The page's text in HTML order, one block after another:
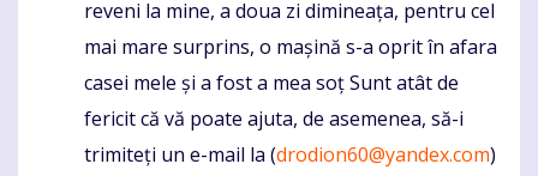
reveni la mine, a doua zi dimineața, pentru cel
mai mare surprins, o mașină s-a oprit în afara
casei mele și a fost a mea soț Sunt atât de
fericit că vă poate ajuta, de asemenea, să-i
trimiteți un e-mail la (drodion60@yandex.com)